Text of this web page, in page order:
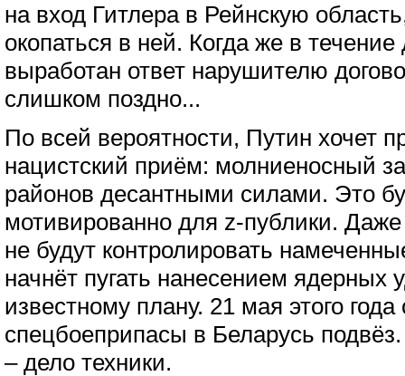
на вход Гитлера в Рейнскую
окопаться в ней. Когда же в
выработан ответ нарушителю
слишком поздно...
По всей вероятности, Путин хочет
нацистский приём: молниеносный
районов десантными силами. Это
мотивированно для z-публики.
не будут контролировать
начнёт пугать нанесением ядерных
известному плану. 21 мая этого
спецбоеприпасы в Беларусь
– дело техники.